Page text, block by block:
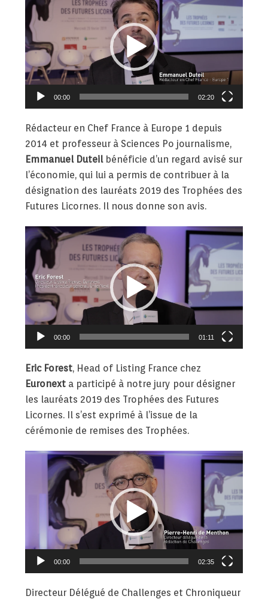
vidéo
00:00 02:20
Rédacteur en Chef France à Europe 1 depuis
2014 et professeur à Sciences Po journalisme,
Emmanuel Duteilbénéficie d’un regard avisé sur
l’économie, qui lui a permis de contribuer à la
désignation des lauréats 2019 des Trophées des
Futures Licornes. Il nous donne son avis.
Lecteur
vidéo
00:00 01:11
Eric Forest, Head of Listing France chez
Euronext a participé à notre jury pour désigner
les lauréats 2019 des Trophées des Futures
Licornes. Il s’est exprimé à l’issue de la
cérémonie de remises des Trophées.
Lecteur
vidéo
00:00 02:35
Directeur Délégué de Challenges et Chroniqueur